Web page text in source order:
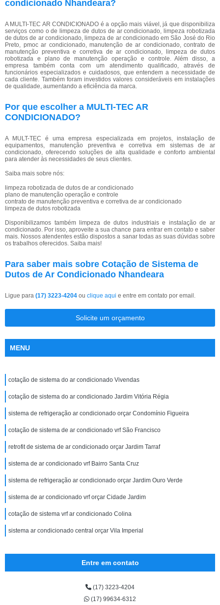
condicionado Nhandeara?
A MULTI-TEC AR CONDICIONADO é a opção mais viável, já que disponibiliza
serviços como o de limpeza de dutos de ar condicionado, limpeza robotizada
de dutos de ar condicionado, limpeza de ar condicionado em São José do Rio
Preto, pmoc ar condicionado, manutenção de ar condicionado, contrato de
manutenção preventiva e corretiva de ar condicionado, limpeza de dutos
robotizada e plano de manutenção operação e controle. Além disso, a
empresa também conta com um atendimento qualificado, através de
funcionários especializados e cuidadosos, que entendem a necessidade de
cada cliente. Também foram investidos valores consideráveis em instalações
de qualidade, aumentando a eficiência da marca.
Por que escolher a MULTI-TEC AR
CONDICIONADO?
A MULT-TEC é uma empresa especializada em projetos, instalação de
equipamentos, manutenção preventiva e corretiva em sistemas de ar
condicionado, oferecendo soluções de alta qualidade e conforto ambiental
para atender às necessidades de seus clientes.
Saiba mais sobre nós:
limpeza robotizada de dutos de ar condicionado
plano de manutenção operação e controle
contrato de manutenção preventiva e corretiva de ar condicionado
limpeza de dutos robotizada
Disponibilizamos também limpeza de dutos industriais e instalação de ar
condicionado. Por isso, aproveite a sua chance para entrar em contato e saber
mais. Nossos atendentes estão dispostos a sanar todas as suas dúvidas sobre
os trabalhos oferecidos. Saiba mais!
Para saber mais sobre Cotação de Sistema de
Dutos de Ar Condicionado Nhandeara
Ligue para (17) 3223-4204 ou clique aqui e entre em contato por email.
Solicite um orçamento
MENU
cotação de sistema do ar condicionado Vivendas
cotação de sistema do ar condicionado Jardim Vitória Régia
sistema de refrigeração ar condicionado orçar Condomínio Figueira
cotação de sistema de ar condicionado vrf São Francisco
retrofit de sistema de ar condicionado orçar Jardim Tarraf
sistema de ar condicionado vrf Bairro Santa Cruz
sistema de refrigeração ar condicionado orçar Jardim Ouro Verde
sistema de ar condicionado vrf orçar Cidade Jardim
cotação de sistema vrf ar condicionado Colina
sistema ar condicionado central orçar Vila Imperial
Entre em contato
(17) 3223-4204
(17) 99634-6312